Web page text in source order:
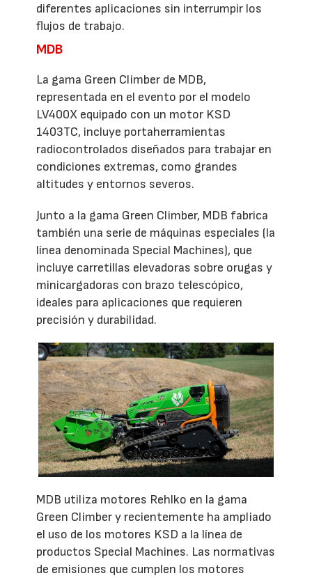
diferentes aplicaciones sin interrumpir los
flujos de trabajo.
MDB
La gama Green Climber de MDB,
representada en el evento por el modelo
LV400X equipado con un motor KSD
1403TC, incluye portaherramientas
radiocontrolados diseñados para trabajar en
condiciones extremas, como grandes
altitudes y entornos severos.
Junto a la gama Green Climber, MDB fabrica
también una serie de máquinas especiales (la
línea denominada Special Machines), que
incluye carretillas elevadoras sobre orugas y
minicargadoras con brazo telescópico,
ideales para aplicaciones que requieren
precisión y durabilidad.
MDB utiliza motores Rehlko en la gama
Green Climber y recientemente ha ampliado
el uso de los motores KSD a la línea de
productos Special Machines. Las normativas
de emisiones que cumplen los motores